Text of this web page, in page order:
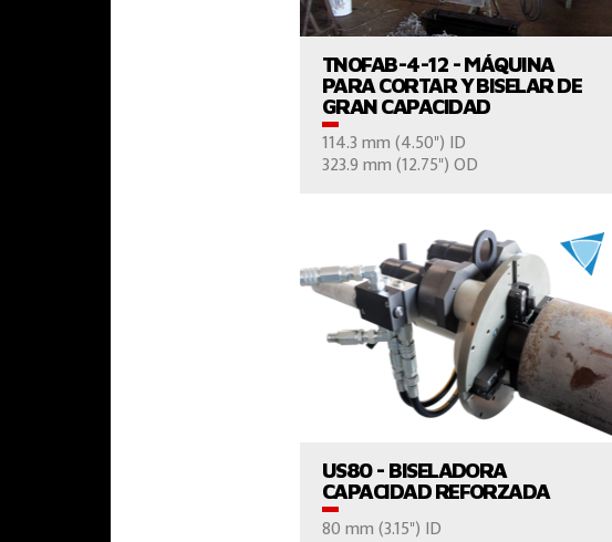
TNOFAB-4-12 - MÁQUINA
PARA CORTAR Y BISELAR DE
GRAN CAPACIDAD
114.3 mm (4.50") ID
323.9 mm (12.75") OD
CONTÁCTENOS
US80 - BISELADORA
CAPACIDAD REFORZADA
80 mm (3.15") ID
VER EL PRODUCTO